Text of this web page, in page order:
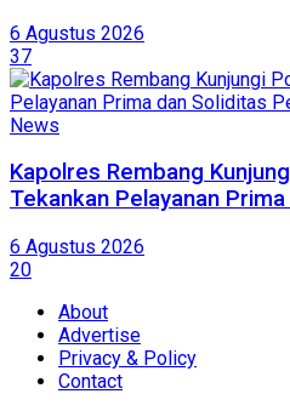
6 Agustus 2026
37
News
Kapolres Rembang
Tekankan Pelayanan
6 Agustus 2026
20
About
Advertise
Privacy & Policy
Contact